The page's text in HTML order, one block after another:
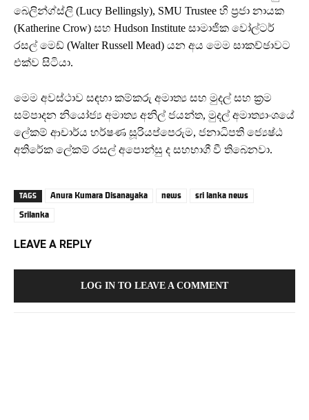
බෙලින්ග්ස්ලි (Lucy Bellingsly), SMU Trustee හි ප්‍රජා නායක
(Katherine Crow) සහ Hudson Institute සාමාජික වෝල්ටර්
රසල් මෙඩ් (Walter Russell Mead) යන අය මෙම සාකච්ඡාවට
එක්ව සිටියා.
මෙම අවස්ථාව සඳහා කම්කරු අමාත්‍ය සහ මුදල් සහ ක්‍රම
සම්පාදන නියෝජ්‍ය අමාත්‍ය අනිල් ජයන්ත, මුදල් අමාත්‍යාංශයේ
ලේකම් ආචාර්ය හර්ෂණ සූරියප්පෙරුම, ජනාධිපති ජ්‍යෙෂ්ඨ
අතිරේක ලේකම් රසල් අපොන්සු ද සහභාගී වී තිබෙනවා.
TAGS Anura Kumara Disanayaka news
sri lanka news
Srilanka
LEAVE A REPLY
LOG IN TO LEAVE A COMMENT